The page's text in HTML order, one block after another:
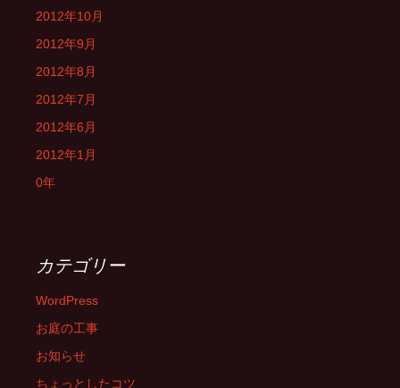
2012年10月
2012年9月
2012年8月
2012年7月
2012年6月
2012年1月
0年
カテゴリー
WordPress
お庭の工事
お知らせ
ちょっとしたコツ